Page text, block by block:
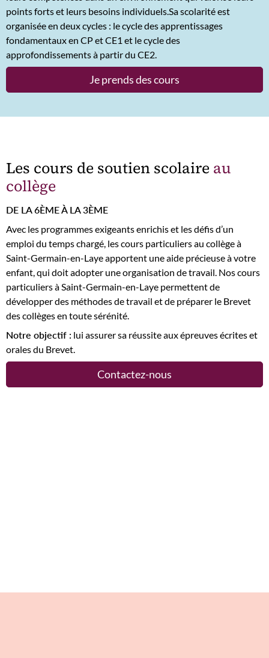
points forts et leurs besoins individuels.Sa scolarité est
organisée en deux cycles : le cycle des apprentissages
fondamentaux en CP et CE1 et le cycle des
approfondissements à partir du CE2.
Je prends des cours
Les cours de soutien scolaire au
collège
DE LA 6ÈME À LA 3ÈME
Avec les programmes exigeants enrichis et les défis d’un
emploi du temps chargé, les cours particuliers au collège à
Saint-Germain-en-Laye apportent une aide précieuse à votre
enfant, qui doit adopter une organisation de travail. Nos cours
particuliers à Saint-Germain-en-Laye permettent de
développer des méthodes de travail et de préparer le Brevet
des collèges en toute sérénité.
Notre objectif : lui assurer sa réussite aux épreuves écrites et
orales du Brevet.
Contactez-nous